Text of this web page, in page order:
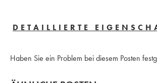
DETAILLIERTE
Haben Sie ein Problem bei diesem Posten